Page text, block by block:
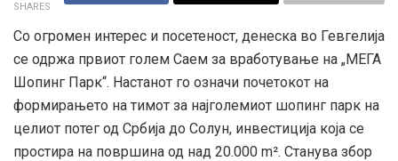
SHARES
Со огромен интерес и посетеност, денеска во Гевгелија
се одржа првиот голем Саем за вработување на „МЕГА
Шопинг Парк“. Настанот го означи почетокот на
формирањето на тимот за најголемиот шопинг парк на
целиот потег од Србија до Солун, инвестиција која се
простира на површина од над 20.000 m². Станува збор